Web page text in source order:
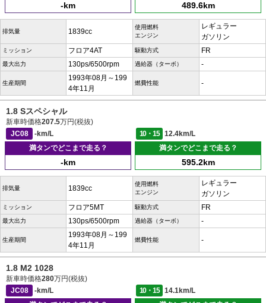
-km 489.6km
排気量 1839cc
使用燃料
エンジン
レギュラー
ガソリン
ミッション フロア4AT 駆動方式 FR
最大出力 130ps/6500rpm 過給器（ターボ） -
生産期間
1993年08月～199
4年11月
燃費性能 -
1.8 Sスペシャル
新車時価格207.5万円(税抜)
JC08
-km/L 10・15
12.4km/L
満タンでどこまで走る？
-km
満タンでどこまで走る？
595.2km
排気量 1839cc
使用燃料
エンジン
レギュラー
ガソリン
ミッション フロア5MT 駆動方式 FR
最大出力 130ps/6500rpm 過給器（ターボ） -
生産期間
1993年08月～199
4年11月
燃費性能 -
1.8 M2 1028
新車時価格280万円(税抜)
JC08
-km/L 10・15
14.1km/L